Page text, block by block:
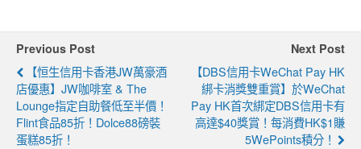
Previous Post
【恒生信用卡香港JW萬豪酒
店優惠】JW咖啡室 & The
Lounge指定自助餐低至半價！​
Flint食品85折！Dolce88磅裝
蛋糕85折！
Next Post
【DBS信用卡WeChat Pay HK
綁卡消獎雙重賞】於WeChat
Pay HK首次綁定DBS信用卡有
高達$40獎賞！每消費HK$1賺
5WePoints積分！